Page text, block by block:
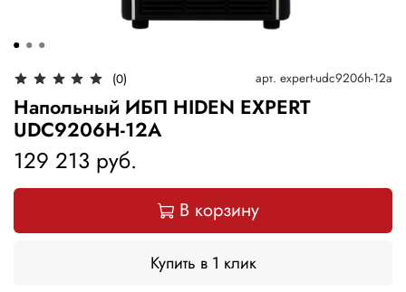
(0) арт. expert-udc9206h-12a
Напольный ИБП HIDEN EXPERT
UDC9206H-12A
129 213 руб.
В корзину
Купить в 1 клик